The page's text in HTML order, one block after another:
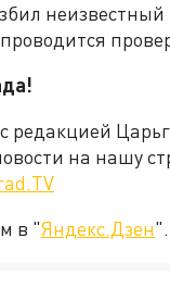
редакцией
на нашу
в "Яндекс.Дзен".